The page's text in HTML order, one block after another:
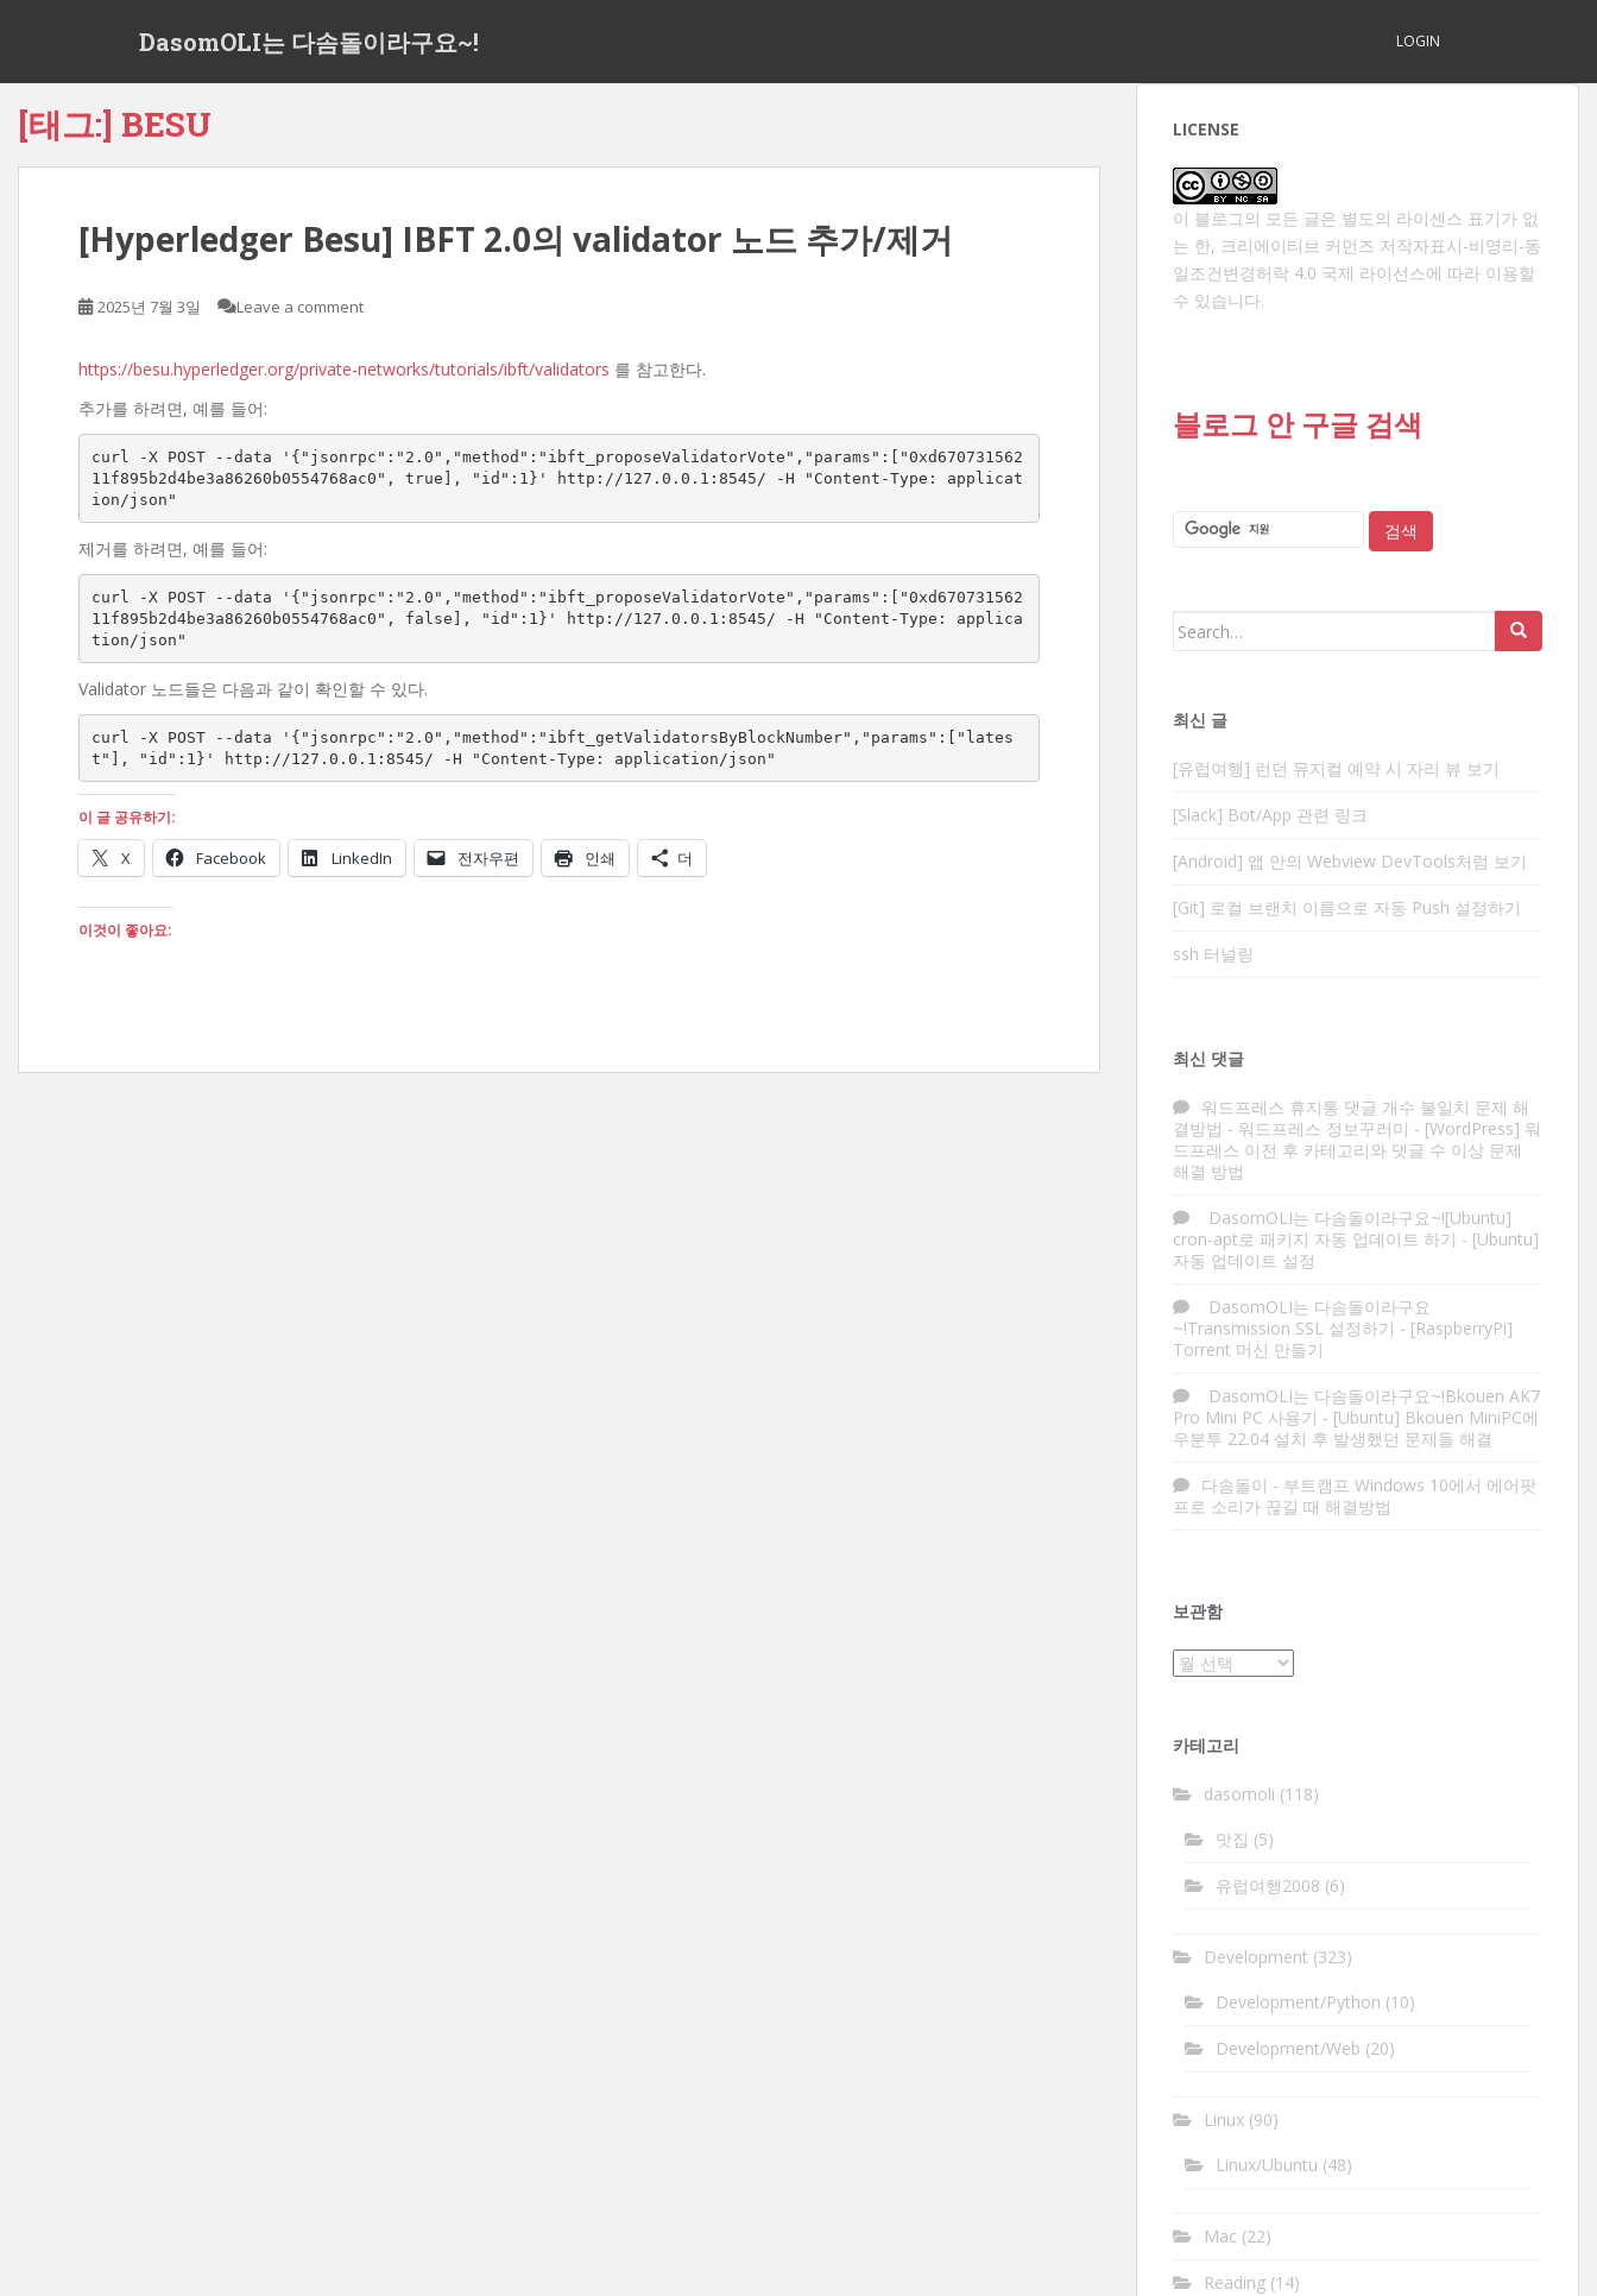
DasomOLI는 다솜돌이라구요~! LOGIN
[태그:] BESU
[Hyperledger Besu] IBFT 2.0의 validator 노드 추가/제거
2025년 7월 3일 Leave a comment
https://besu.hyperledger.org/private-networks/tutorials/ibft/validators 를 참고한다.
추가를 하려면, 예를 들어:
curl -X POST --data '{"jsonrpc":"2.0","method":"ibft_proposeValidatorVote","params":["0xd670731562
11f895b2d4be3a86260b0554768ac0", true], "id":1}' http://127.0.0.1:8545/ -H "Content-Type: applicat
ion/json"
제거를 하려면, 예를 들어:
curl -X POST --data '{"jsonrpc":"2.0","method":"ibft_proposeValidatorVote","params":["0xd670731562
11f895b2d4be3a86260b0554768ac0", false], "id":1}' http://127.0.0.1:8545/ -H "Content-Type: applica
tion/json"
Validator 노드들은 다음과 같이 확인할 수 있다.
curl -X POST --data '{"jsonrpc":"2.0","method":"ibft_getValidatorsByBlockNumber","params":["lates
t"], "id":1}' http://127.0.0.1:8545/ -H "Content-Type: application/json"
이 글 공유하기:
X Facebook LinkedIn 전자우편 인쇄 더
이것이 좋아요:
LICENSE
이 블로그의 모든 글은 별도의 라이센스 표기가 없
는 한, 크리에이티브 커먼즈 저작자표시-비영리-동
일조건변경허락 4.0 국제 라이선스에 따라 이용할
수 있습니다.
블로그 안 구글 검색
Search
최신 글
[유럽여행] 런던 뮤지컬 예약 시 자리 뷰 보기
[Slack] Bot/App 관련 링크
[Android] 앱 안의 Webview DevTools처럼 보기
[Git] 로컬 브랜치 이름으로 자동 Push 설정하기
ssh 터널링
최신 댓글
워드프레스 휴지통 댓글 개수 불일치 문제 해
결방법 - 워드프레스 정보꾸러미 - [WordPress] 워
드프레스 이전 후 카테고리와 댓글 수 이상 문제
해결 방법
DasomOLI는 다솜돌이라구요~![Ubuntu]
cron-apt로 패키지 자동 업데이트 하기 - [Ubuntu]
자동 업데이트 설정
DasomOLI는 다솜돌이라구요
~!Transmission SSL 설정하기 - [RaspberryPi]
Torrent 머신 만들기
DasomOLI는 다솜돌이라구요~!Bkouen AK7
Pro Mini PC 사용기 - [Ubuntu] Bkouen MiniPC에
우분투 22.04 설치 후 발생했던 문제들 해결
다솜돌이 - 부트캠프 Windows 10에서 에어팟
프로 소리가 끊길 때 해결방법
보관함
보
카테고리
dasomoli (118)
맛집 (5)
유럽여행2008 (6)
Development (323)
Development/Python (10)
Development/Web (20)
Linux(90)
Linux/Ubuntu (48)
Mac (22)
Reading(14)